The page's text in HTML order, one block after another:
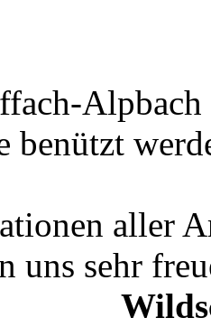
benützt
aller
uns sehr